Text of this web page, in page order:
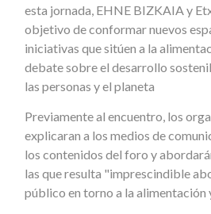
esta jornada, EHNE BIZKAIA y
objetivo de conformar nuevos
iniciativas que sitúen a la
debate sobre el desarrollo
las personas y el planeta
Previamente al encuentro, los
explicaran a los medios de
los contenidos del foro y
las que resulta "imprescindible
público en torno a la alimentación